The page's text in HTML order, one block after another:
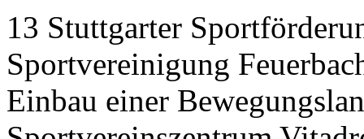
13 Stuttgarter
Sportvereinigung
Einbau einer